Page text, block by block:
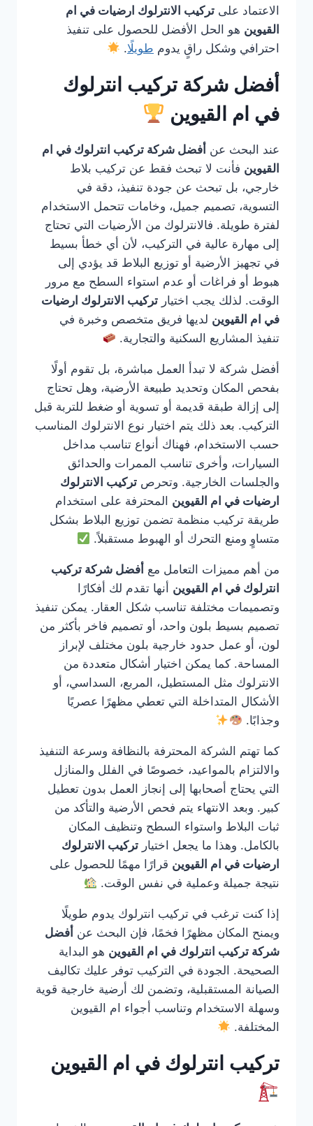
الاعتماد على تركيب الانترلوك ارضيات في ام
القيوين هو الحل الأفضل للحصول على تنفيذ
احترافي وشكل راقٍ يدوم طويلًا.
أفضل شركة تركيب انترلوك
في ام القيوين
عند البحث عن أفضل شركة تركيب انترلوك في ام
القيوين فأنت لا تبحث فقط عن تركيب بلاط
خارجي، بل تبحث عن جودة تنفيذ، دقة في
التسوية، تصميم جميل، وخامات تتحمل الاستخدام
لفترة طويلة. فالانترلوك من الأرضيات التي تحتاج
إلى مهارة عالية في التركيب، لأن أي خطأ بسيط
في تجهيز الأرضية أو توزيع البلاط قد يؤدي إلى
هبوط أو فراغات أو عدم استواء السطح مع مرور
الوقت. لذلك يجب اختيار تركيب الانترلوك ارضيات
في ام القيوين لديها فريق متخصص وخبرة في
تنفيذ المشاريع السكنية والتجارية.
أفضل شركة لا تبدأ العمل مباشرة، بل تقوم أولًا
بفحص المكان وتحديد طبيعة الأرضية، وهل تحتاج
إلى إزالة طبقة قديمة أو تسوية أو ضغط للتربة قبل
التركيب. بعد ذلك يتم اختيار نوع الانترلوك المناسب
حسب الاستخدام، فهناك أنواع تناسب مداخل
السيارات، وأخرى تناسب الممرات والحدائق
والجلسات الخارجية. وتحرص تركيب الانترلوك
ارضيات في ام القيوين المحترفة على استخدام
طريقة تركيب منظمة تضمن توزيع البلاط بشكل
متساوٍ ومنع التحرك أو الهبوط مستقبلاً.
من أهم مميزات التعامل مع أفضل شركة تركيب
انترلوك في ام القيوين أنها تقدم لك أفكارًا
وتصميمات مختلفة تناسب شكل العقار. يمكن تنفيذ
تصميم بسيط بلون واحد، أو تصميم فاخر بأكثر من
لون، أو عمل حدود خارجية بلون مختلف لإبراز
المساحة. كما يمكن اختيار أشكال متعددة من
الانترلوك مثل المستطيل، المربع، السداسي، أو
الأشكال المتداخلة التي تعطي مظهرًا عصريًا
وجذابًا.
كما تهتم الشركة المحترفة بالنظافة وسرعة التنفيذ
والالتزام بالمواعيد، خصوصًا في الفلل والمنازل
التي يحتاج أصحابها إلى إنجاز العمل بدون تعطيل
كبير. وبعد الانتهاء يتم فحص الأرضية والتأكد من
ثبات البلاط واستواء السطح وتنظيف المكان
بالكامل. وهذا ما يجعل اختيار تركيب الانترلوك
ارضيات في ام القيوين قرارًا مهمًا للحصول على
نتيجة جميلة وعملية في نفس الوقت.
إذا كنت ترغب في تركيب انترلوك يدوم طويلًا
ويمنح المكان مظهرًا فخمًا، فإن البحث عن أفضل
شركة تركيب انترلوك في ام القيوين هو البداية
الصحيحة. الجودة في التركيب توفر عليك تكاليف
الصيانة المستقبلية، وتضمن لك أرضية خارجية قوية
وسهلة الاستخدام وتناسب أجواء ام القيوين
المختلفة.
تركيب انترلوك في ام القيوين